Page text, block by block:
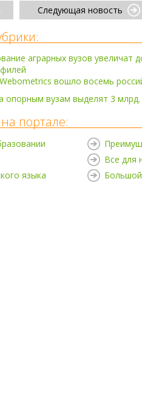
Следующая новость
аграрных вузов увеличат
вошло восемь
опорным вузам выделят 3 млрд.
портале:
языка
Все для
Большой